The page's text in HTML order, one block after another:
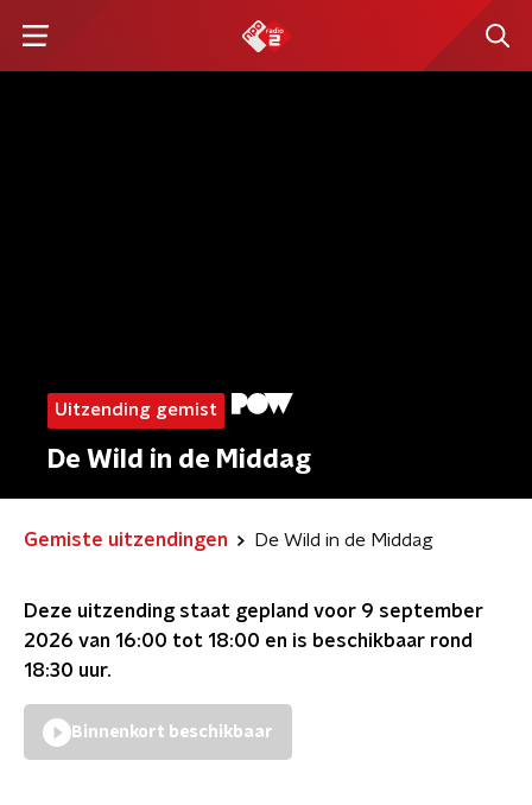
Uitzending gemist
De Wild in de Middag
Gemiste uitzendingen De Wild in de Middag
Deze uitzending staat gepland voor 9 september
2026 van 16:00 tot 18:00 en is beschikbaar rond
18:30 uur.
Binnenkort beschikbaar